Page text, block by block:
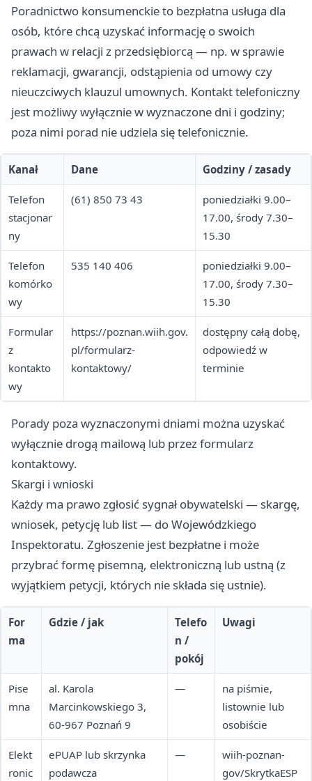
Poradnictwo konsumenckie to bezpłatna usługa dla
osób, które chcą uzyskać informację o swoich
prawach w relacji z przedsiębiorcą — np. w sprawie
reklamacji, gwarancji, odstąpienia od umowy czy
nieuczciwych klauzul umownych. Kontakt telefoniczny
jest możliwy wyłącznie w wyznaczone dni i godziny;
poza nimi porad nie udziela się telefonicznie.
Kanał Dane Godziny / zasady
Telefon
stacjonar
ny
(61) 850 73 43
poniedziałki 9.00–
17.00, środy 7.30–
15.30
Telefon
komórko
wy
535 140 406
poniedziałki 9.00–
17.00, środy 7.30–
15.30
Formular
z
kontakto
wy
https://poznan.wiih.gov.
pl/formularz-
kontaktowy/
dostępny całą dobę,
odpowiedź w
terminie
Porady poza wyznaczonymi dniami można uzyskać
wyłącznie drogą mailową lub przez formularz
kontaktowy.
Skargi i wnioski
Każdy ma prawo zgłosić sygnał obywatelski — skargę,
wniosek, petycję lub list — do Wojewódzkiego
Inspektoratu. Zgłoszenie jest bezpłatne i może
przybrać formę pisemną, elektroniczną lub ustną (z
wyjątkiem petycji, których nie składa się ustnie).
For
ma
Gdzie / jak
Telefo
n /
pokój
Uwagi
Pise
mna
al. Karola
Marcinkowskiego 3,
60-967 Poznań 9
—
na piśmie,
listownie lub
osobiście
Elekt
ronic
ePUAP lub skrzynka
podawcza
—
wiih-poznan-
gov/SkrytkaESP